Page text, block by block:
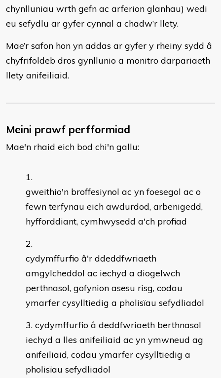
chynlluniau wrth gefn ac arferion glanhau) wedi
eu sefydlu ar gyfer cynnal a chadw’r llety.
Mae’r safon hon yn addas ar gyfer y rheiny sydd â
chyfrifoldeb dros gynllunio a monitro darpariaeth
llety anifeiliaid.
Meini prawf perfformiad
Mae'n rhaid eich bod chi'n gallu:
gweithio'n broffesiynol ac yn foesegol ac o
fewn terfynau eich awdurdod, arbenigedd,
hyfforddiant, cymhwysedd a'ch profiad
cydymffurfio â'r ddeddfwriaeth
amgylcheddol ac iechyd a diogelwch
perthnasol, gofynion asesu risg, codau
ymarfer cysylltiedig a pholisïau sefydliadol
cydymffurfio â deddfwriaeth berthnasol
iechyd a lles anifeiliaid ac yn ymwneud ag
anifeiliaid, codau ymarfer cysylltiedig a
pholisïau sefydliadol